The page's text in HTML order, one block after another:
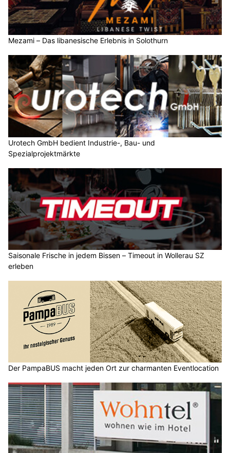
Mezami – Das libanesische Erlebnis in Solothurn
Urotech GmbH bedient Industrie-, Bau- und
Spezialprojektmärkte
Saisonale Frische in jedem Bissen – Timeout in Wollerau SZ
erleben
Der PampaBUS macht jeden Ort zur charmanten Eventlocation